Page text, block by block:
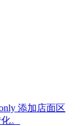
添加店面区
。